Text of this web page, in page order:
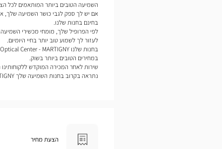
השמיעה הטובים ביותר המותאמים לכל
אם יש לך ספק לגבי כושר השמיעה שלך,
בחינם בחנות שלנו.
לעזור לך לשמוע טוב יותר בחיי היומיום.
במחירים הטובים ביותר בשוק.
שירות לאחר המכירה המוקדש
נתראה בקרוב בחנות השמיעה שלך Optical Center MARTIGNY.
הצעת מחיר